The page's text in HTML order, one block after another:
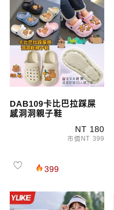
DAB109卡比巴拉踩屎
感洞洞親子鞋
NT 180
市價NT 399
399